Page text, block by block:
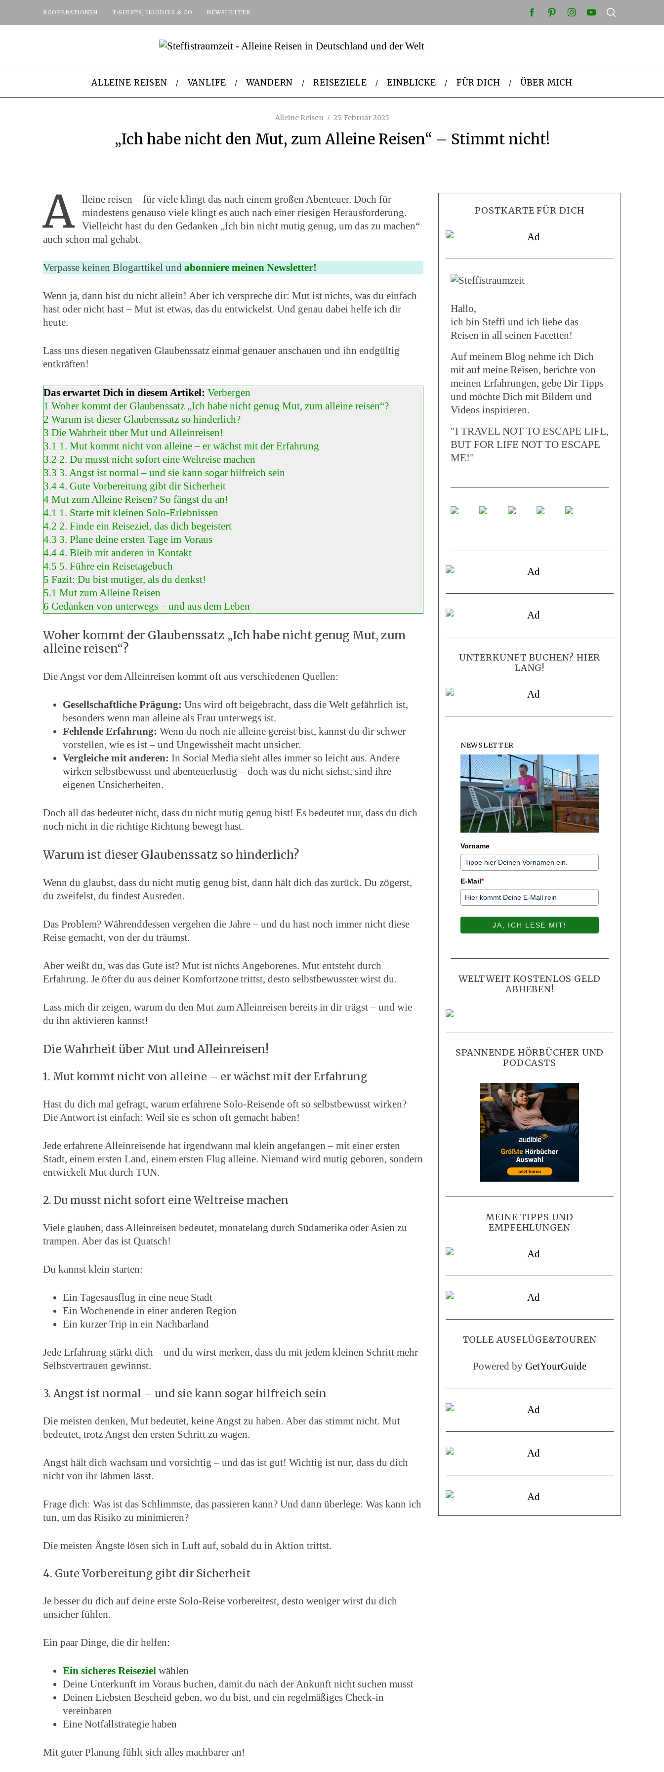
KOOPERATIONEN T-SHIRTS, HOODIES & CO NEWSLETTER
ALLEINE REISEN VANLIFE WANDERN REISEZIELE EINBLICKE FÜR DICH ÜBER MICH
Alleine Reisen 25. Februar 2025
„Ich habe nicht den Mut, zum Alleine Reisen“ – Stimmt nicht!
A
lleine reisen – für viele klingt das nach einem großen Abenteuer. Doch für
mindestens genauso viele klingt es auch nach einer riesigen Herausforderung.
Vielleicht hast du den Gedanken „Ich bin nicht mutig genug, um das zu machen“
auch schon mal gehabt.
Verpasse keinen Blogarttikel und abonniere meinen Newsletter!
Wenn ja, dann bist du nicht allein! Aber ich verspreche dir: Mut ist nichts, was du einfach
hast oder nicht hast – Mut ist etwas, das du entwickelst. Und genau dabei helfe ich dir
heute.
Lass uns diesen negativen Glaubenssatz einmal genauer anschauen und ihn endgültig
entkräften!
Das erwartet Dich in diesem Artikel: Verbergen
1 Woher kommt der Glaubenssatz „Ich habe nicht genug Mut, zum alleine reisen“?
2 Warum ist dieser Glaubenssatz so hinderlich?
3 Die Wahrheit über Mut und Alleinreisen!
3.1 1. Mut kommt nicht von alleine – er wächst mit der Erfahrung
3.2 2. Du musst nicht sofort eine Weltreise machen
3.3 3. Angst ist normal – und sie kann sogar hilfreich sein
3.4 4. Gute Vorbereitung gibt dir Sicherheit
4 Mut zum Alleine Reisen? So fängst du an!
4.1 1. Starte mit kleinen Solo-Erlebnissen
4.2 2. Finde ein Reiseziel, das dich begeistert
4.3 3. Plane deine ersten Tage im Voraus
4.4 4. Bleib mit anderen in Kontakt
4.5 5. Führe ein Reisetagebuch
5 Fazit: Du bist mutiger, als du denkst!
5.1 Mut zum Alleine Reisen
6 Gedanken von unterwegs – und aus dem Leben
Woher kommt der Glaubenssatz „Ich habe nicht genug Mut, zum
alleine reisen“?
Die Angst vor dem Alleinreisen kommt oft aus verschiedenen Quellen:
Gesellschaftliche Prägung: Uns wird oft beigebracht, dass die Welt gefährlich ist,
besonders wenn man alleine als Frau unterwegs ist.
Fehlende Erfahrung: Wenn du noch nie alleine gereist bist, kannst du dir schwer
vorstellen, wie es ist – und Ungewissheit macht unsicher.
Vergleiche mit anderen: In Social Media sieht alles immer so leicht aus. Andere
wirken selbstbewusst und abenteuerlustig – doch was du nicht siehst, sind ihre
eigenen Unsicherheiten.
Doch all das bedeutet nicht, dass du nicht mutig genug bist! Es bedeutet nur, dass du dich
noch nicht in die richtige Richtung bewegt hast.
Warum ist dieser Glaubenssatz so hinderlich?
Wenn du glaubst, dass du nicht mutig genug bist, dann hält dich das zurück. Du zögerst,
du zweifelst, du findest Ausreden.
Das Problem? Währenddessen vergehen die Jahre – und du hast noch immer nicht diese
Reise gemacht, von der du träumst.
Aber weißt du, was das Gute ist? Mut ist nichts Angeborenes. Mut entsteht durch
Erfahrung. Je öfter du aus deiner Komfortzone trittst, desto selbstbewusster wirst du.
Lass mich dir zeigen, warum du den Mut zum Alleinreisen bereits in dir trägst – und wie
du ihn aktivieren kannst!
Die Wahrheit über Mut und Alleinreisen!
1. Mut kommt nicht von alleine – er wächst mit der Erfahrung
Hast du dich mal gefragt, warum erfahrene Solo-Reisende oft so selbstbewusst wirken?
Die Antwort ist einfach: Weil sie es schon oft gemacht haben!
Jede erfahrene Alleinreisende hat irgendwann mal klein angefangen – mit einer ersten
Stadt, einem ersten Land, einem ersten Flug alleine. Niemand wird mutig geboren, sondern
entwickelt Mut durch TUN.
2. Du musst nicht sofort eine Weltreise machen
Viele glauben, dass Alleinreisen bedeutet, monatelang durch Südamerika oder Asien zu
trampen. Aber das ist Quatsch!
Du kannst klein starten:
Ein Tagesausflug in eine neue Stadt
Ein Wochenende in einer anderen Region
Ein kurzer Trip in ein Nachbarland
Jede Erfahrung stärkt dich – und du wirst merken, dass du mit jedem kleinen Schritt mehr
Selbstvertrauen gewinnst.
3. Angst ist normal – und sie kann sogar hilfreich sein
Die meisten denken, Mut bedeutet, keine Angst zu haben. Aber das stimmt nicht. Mut
bedeutet, trotz Angst den ersten Schritt zu wagen.
Angst hält dich wachsam und vorsichtig – und das ist gut! Wichtig ist nur, dass du dich
nicht von ihr lähmen lässt.
Frage dich: Was ist das Schlimmste, das passieren kann? Und dann überlege: Was kann ich
tun, um das Risiko zu minimieren?
Die meisten Ängste lösen sich in Luft auf, sobald du in Aktion trittst.
4. Gute Vorbereitung gibt dir Sicherheit
Je besser du dich auf deine erste Solo-Reise vorbereitest, desto weniger wirst du dich
unsicher fühlen.
Ein paar Dinge, die dir helfen:
Ein sicheres Reiseziel wählen
Deine Unterkunft im Voraus buchen, damit du nach der Ankunft nicht suchen musst
Deinen Liebsten Bescheid geben, wo du bist, und ein regelmäßiges Check-in
vereinbaren
Eine Notfallstrategie haben
Mit guter Planung fühlt sich alles machbarer an!
POSTKARTE FÜR DICH
Hallo,
ich bin Steffi und ich liebe das
Reisen in all seinen Facetten!
Auf meinem Blog nehme ich Dich
mit auf meine Reisen, berichte von
meinen Erfahrungen, gebe Dir Tipps
und möchte Dich mit Bildern und
Videos inspirieren.
"I TRAVEL NOT TO ESCAPE LIFE,
BUT FOR LIFE NOT TO ESCAPE
ME!"
UNTERKUNFT BUCHEN? HIER
LANG!
NEWSLETTER
Vorname
E-Mail*
JA, ICH LESE MIT!
WELTWEIT KOSTENLOS GELD
ABHEBEN!
SPANNENDE HÖRBÜCHER UND
PODCASTS
MEINE TIPPS UND
EMPFEHLUNGEN
TOLLE AUSFLÜGE&TOUREN
Powered by GetYourGuide
S
r
c
o
r